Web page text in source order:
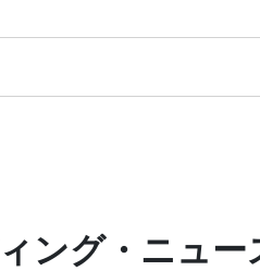
じです。（最大1:20）
。
国株式取引の場合は手数料は
となります。中国株は8香港
配当と同じです。
ング・ニュー